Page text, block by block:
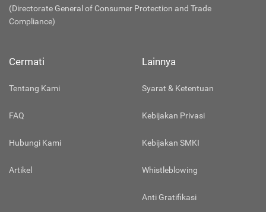
(Directorate General of Consumer Protection and Trade
Compliance)
Cermati
Tentang Kami
FAQ
Hubungi Kami
Artikel
Lainnya
Syarat & Ketentuan
Kebijakan Privasi
Kebijakan SMKI
Whistleblowing
Anti Gratifikasi